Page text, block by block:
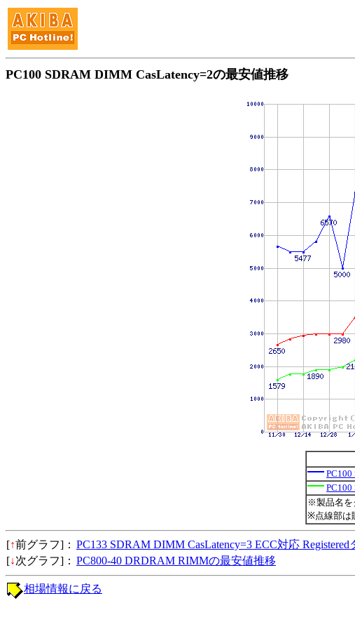
PC100 SDRAM DIMM CasLatency=2の最安値推移
※製品名を
※点線部は
[↑前グラフ]： PC133 SDRAM DIMM CasLatency=3 ECC対応
[↓次グラフ]： PC800-40 DRDRAM RIMMの最安値推移
相場情報に戻る